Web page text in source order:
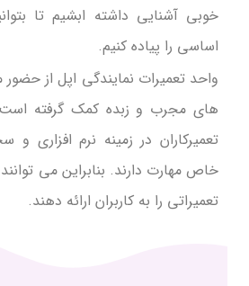
خوبی آشنایی داشته ابشیم تا
اساسی را پیاده کنیم.
واحد تعمیرات نمایندگی اپل از
های مجرب و زبده کمک گرفته
تعمیرکاران در زمینه نرم افزاری
خاص مهارت دارند. بنابراین می
تعمیراتی را به کاربران ارائه دهند.